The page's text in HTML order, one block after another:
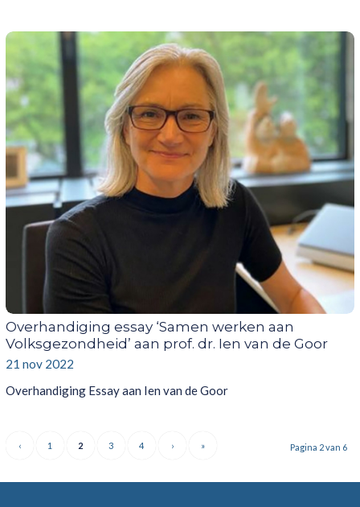
Overhandiging essay ‘Samen werken aan
Volksgezondheid’ aan prof. dr. Ien van de Goor
21 nov 2022
Overhandiging Essay aan Ien van de Goor
Pagina 2 van 6
‹ 1 2 3 4 › »